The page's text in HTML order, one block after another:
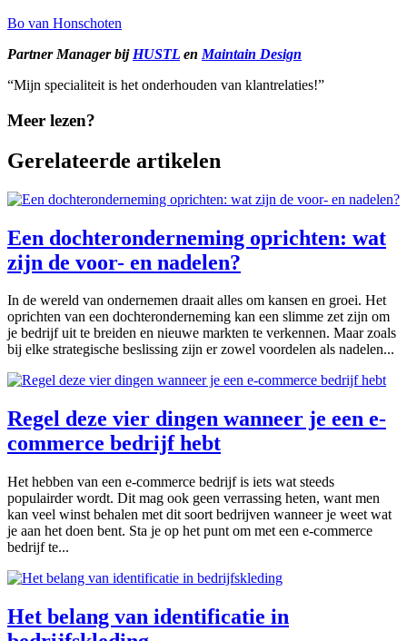
Bo van Honschoten
Partner Manager bij HUSTL en Maintain Design
“Mijn specialiteit is het onderhouden van klantrelaties!”
Meer lezen?
Gerelateerde artikelen
Een dochteronderneming oprichten: wat
zijn de voor- en nadelen?
In de wereld van ondernemen draait alles om kansen en groei. Het
oprichten van een dochteronderneming kan een slimme zet zijn om
je bedrijf uit te breiden en nieuwe markten te verkennen. Maar zoals
bij elke strategische beslissing zijn er zowel voordelen als nadelen...
Regel deze vier dingen wanneer je een e-
commerce bedrijf hebt
Het hebben van een e-commerce bedrijf is iets wat steeds
populairder wordt. Dit mag ook geen verrassing heten, want men
kan veel winst behalen met dit soort bedrijven wanneer je weet wat
je aan het doen bent. Sta je op het punt om met een e-commerce
bedrijf te...
Het belang van identificatie in